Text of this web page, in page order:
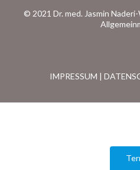
© 2021 Dr. med. Jasmin
IMPRESSUM |